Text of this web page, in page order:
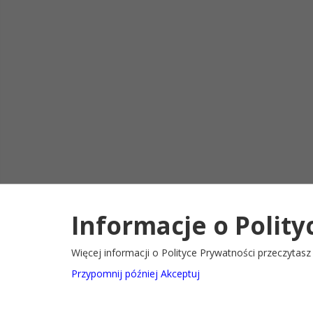
2022@ Oficjalny serwis internetowy Gminy Ryglice Deklaracja
Informacje o
Więcej informacji o Polityce Prywatności przeczytasz
Przypomnij później Akceptuj